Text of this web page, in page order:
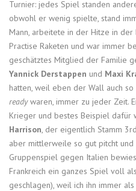
Turnier: jedes Spiel standen
obwohl er wenig spielte, stand
Mann, arbeitete in der Hitze in
Practise Raketen und war immer
geschätztes Mitglied der Familie
Yannick Derstappen und Maxi
hatten, weil eben der Wall auch
readywaren, immer zu jeder Zeit.
Krieger und bestes Beispiel dafür
Harrison, der eigentlich Stamm
aber mittlerweile so gut pitcht und
Gruppenspiel gegen Italien
Frankreich ein ganzes Spiel voll
geschlagen), weil ich ihn immer